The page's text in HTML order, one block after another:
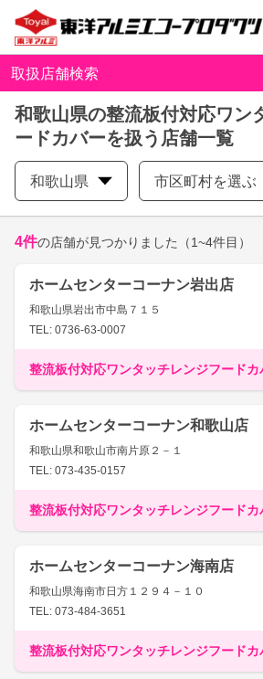
取扱店舗検索
和歌山県の整流板付対応ワン
ードカバーを扱う店舗一覧
和歌山県 市区町村を選ぶ
4件の店舗が見つかりました （1~4件目）
ホームセンターコーナン岩出店
和歌山県岩出市中島７１５
TEL: 0736-63-0007
整流板付対応ワンタッチレンジフードカ
ホームセンターコーナン和歌山店
和歌山県和歌山市南片原２－１
TEL: 073-435-0157
整流板付対応ワンタッチレンジフードカ
ホームセンターコーナン海南店
和歌山県海南市日方１２９４－１０
TEL: 073-484-3651
整流板付対応ワンタッチレンジフードカ